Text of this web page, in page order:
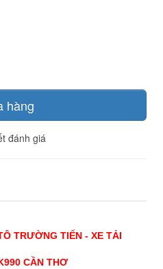
hàng
đánh giá
TRƯỜNG TIẾN - XE TẢI
CẦN THƠ